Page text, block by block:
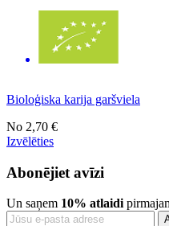
Bioloģiska karija garšviela
No 2,70 €
Izvēlēties
Abonējiet avīzi
Un saņem 10% atlaidi